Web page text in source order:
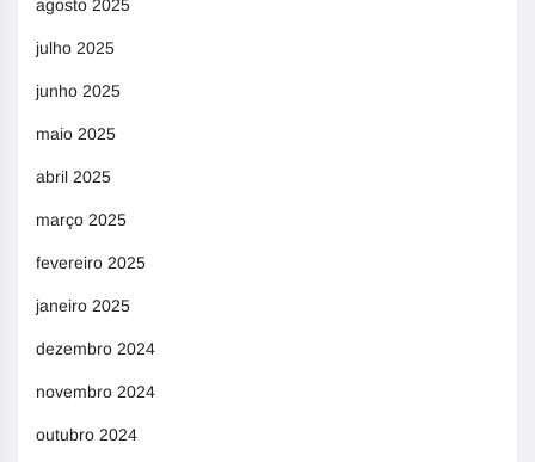
agosto 2025
julho 2025
junho 2025
maio 2025
abril 2025
março 2025
fevereiro 2025
janeiro 2025
dezembro 2024
novembro 2024
outubro 2024